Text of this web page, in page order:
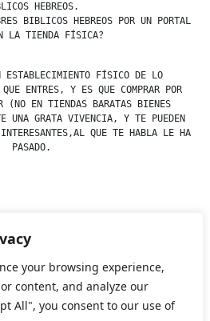
your browsing experience,
content, and analyze our
All", you consent to our use of
HEBREOS.
BIBLICOS HEBREOS POR UN PORTAL
LA TIENDA FÍSICA?
FÍSICO DE LO
ENTRES, Y ES QUE COMPRAR POR
(NO EN TIENDAS BARATAS BIENES
UNA GRATA VIVENCIA, Y TE PUEDEN
QUE TE HABLA LE HA
PASADO.
– Librería Esotérica,Proudly